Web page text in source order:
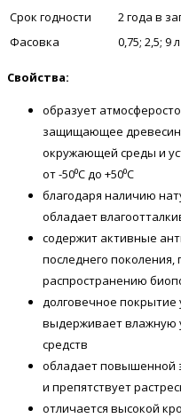
Срок годности
2 года в
Фасовка
0,75; 2,5; 9 л
Свойства:
образует
защищающее
окружающей среды и
от -50⁰С до +50⁰С
благодаря наличию
обладает
содержит активные
последнего
распространению
долговечное покрытие
выдерживает влажную
средств
обладает повышенной
и препятствует
отличается высокой